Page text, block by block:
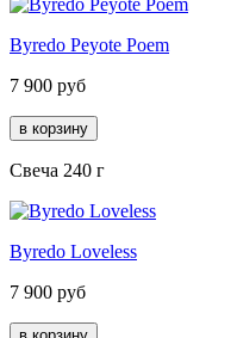
Byredo Peyote Poem
7 900 руб
Свеча 240 г
Byredo Loveless
7 900 руб